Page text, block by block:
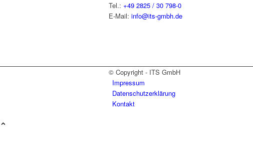
Tel.: +49 2825 / 30 798-0
E-Mail: info@its-gmbh.de
© Copyright - ITS GmbH
Impressum
Datenschutzerklärung
Kontakt